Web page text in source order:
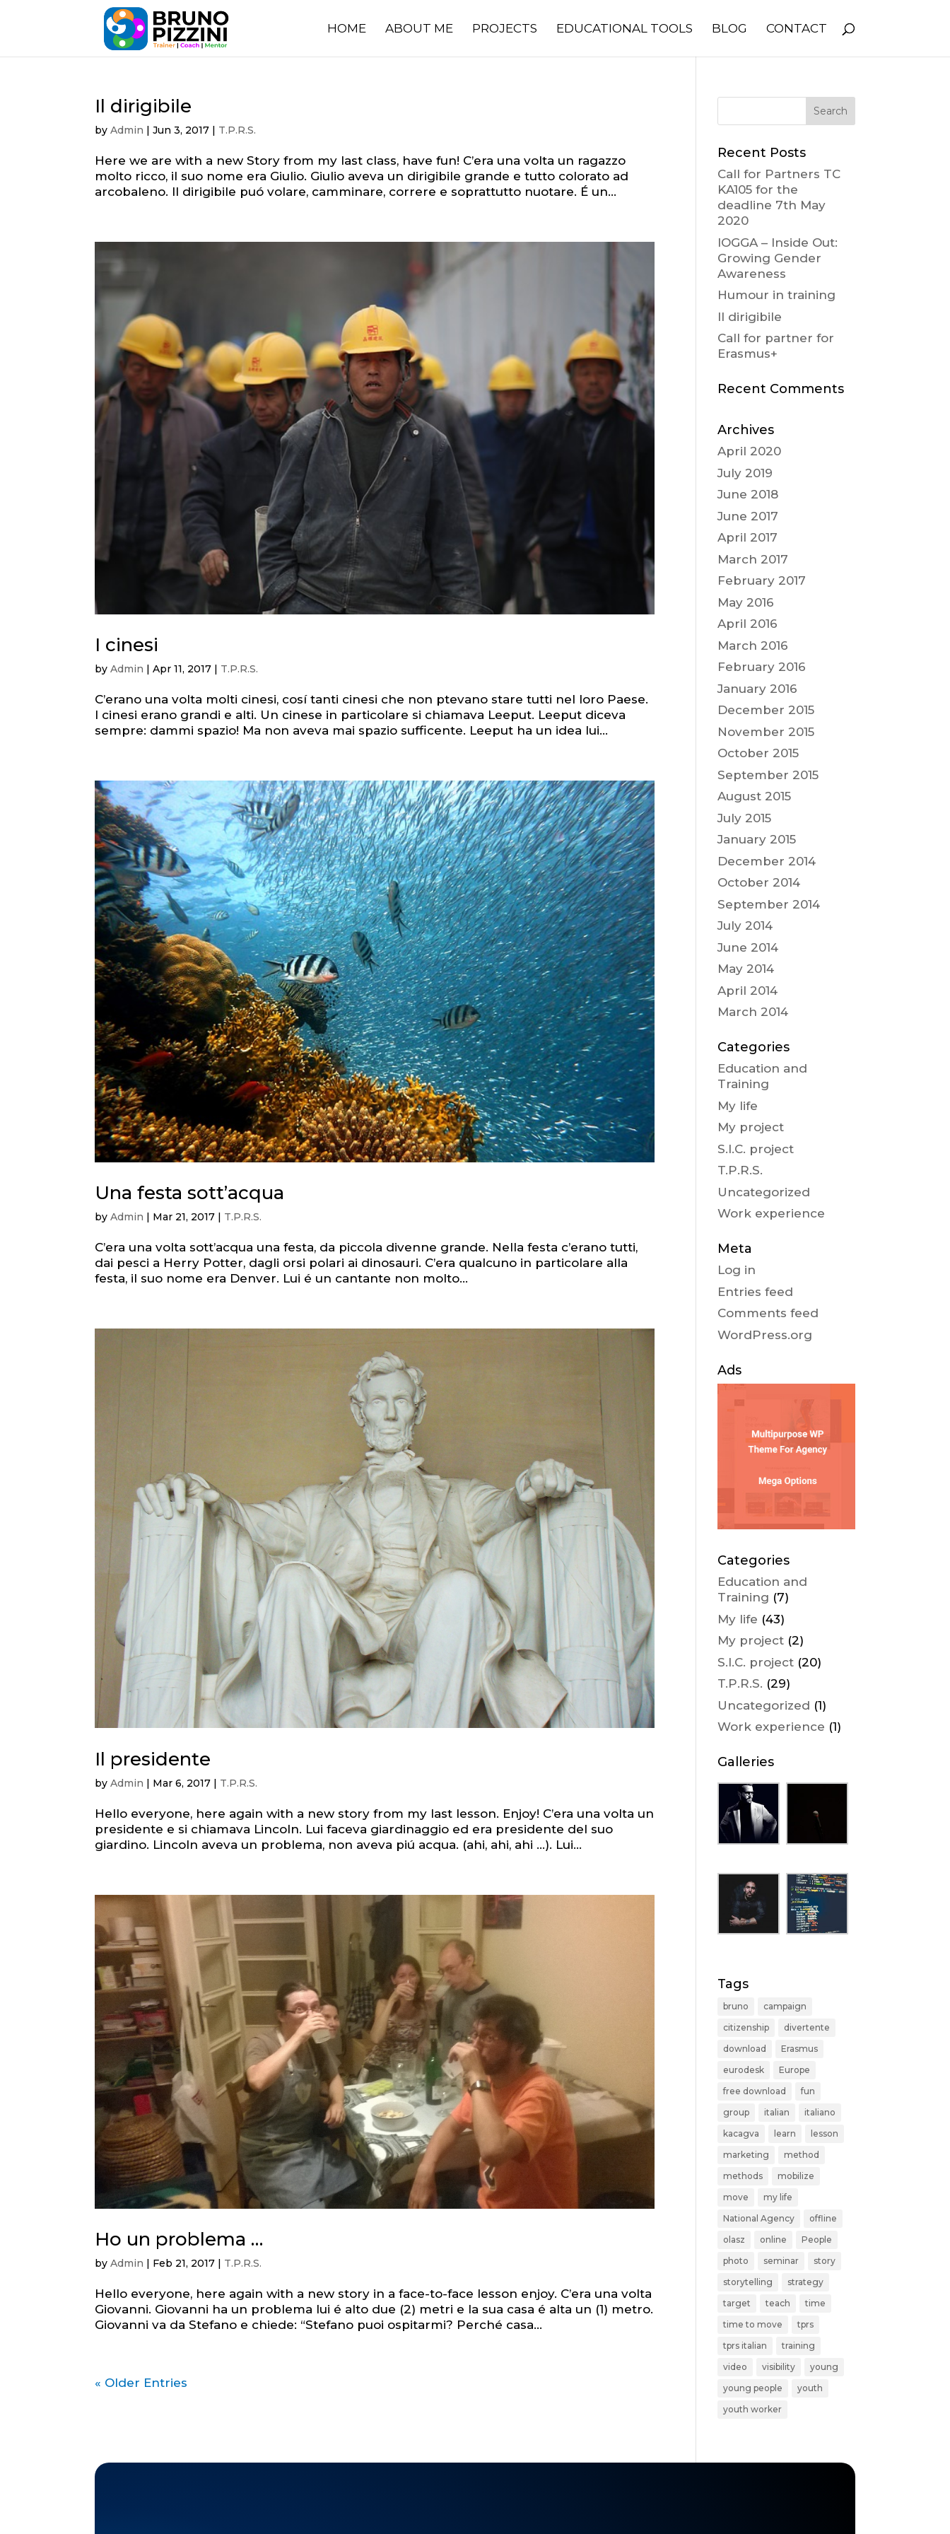
HOME ABOUT ME PROJECTS EDUCATIONAL TOOLS BLOG CONTACT
Il dirigibile
byAdmin |Jun 3, 2017 | T.P.R.S.
Here we are with a new Story from my last class, have fun! C’era una volta un ragazzo
molto ricco, il suo nome era Giulio. Giulio aveva un dirigibile grande e tutto colorato ad
arcobaleno. Il dirigibile puó volare, camminare, correre e soprattutto nuotare. É un...
I cinesi
byAdmin |Apr 11, 2017 | T.P.R.S.
C’erano una volta molti cinesi, cosí tanti cinesi che non ptevano stare tutti nel loro Paese.
I cinesi erano grandi e alti. Un cinese in particolare si chiamava Leeput. Leeput diceva
sempre: dammi spazio! Ma non aveva mai spazio sufficente. Leeput ha un idea lui...
Una festa sott’acqua
byAdmin Mar 21, 2017 T.P.R.S.
C’era una volta sott’acqua una festa, da piccola divenne grande. Nella festa c’erano tutti,
dai pesci a Herry Potter, dagli orsi polari ai dinosauri. C’era qualcuno in particolare alla
festa, il suo nome era Denver. Lui é un cantante non molto...
Il presidente
byAdmin | Mar 6, 2017 | T.P.R.S.
Hello everyone, here again with a new story from my last lesson. Enjoy! C’era una volta un
presidente e si chiamava Lincoln. Lui faceva giardinaggio ed era presidente del suo
giardino. Lincoln aveva un problema, non aveva piú acqua. (ahi, ahi, ahi …). Lui...
Ho un problema …
byAdmin | Feb 21, 2017 | T.P.R.S.
Hello everyone, here again with a new story in a face-to-face lesson enjoy. C’era una volta
Giovanni. Giovanni ha un problema lui é alto due (2) metri e la sua casa é alta un (1) metro.
Giovanni va da Stefano e chiede: “Stefano puoi ospitarmi? Perché casa...
« Older Entries
Recent Posts
Call for Partners TC
KA105 for the
deadline 7th May
2020
IOGGA – Inside Out:
Growing Gender
Awareness
Humour in training
Il dirigibile
Call for partner for
Erasmus+
Recent Comments
Archives
April 2020
July 2019
June 2018
June 2017
April 2017
March 2017
February 2017
May 2016
April 2016
March 2016
February 2016
January 2016
December 2015
November 2015
October 2015
September 2015
August 2015
July 2015
January 2015
December 2014
October 2014
September 2014
July 2014
June 2014
May 2014
April 2014
March 2014
Categories
Education and
Training
My life
My project
S.I.C. project
T.P.R.S.
Uncategorized
Work experience
Meta
Log in
Entries feed
Comments feed
WordPress.org
Ads
Categories
Education and
Training (7)
My life (43)
My project (2)
S.I.C. project (20)
T.P.R.S. (29)
Uncategorized (1)
Work experience (1)
Galleries
Tags
bruno
campaign
citizenship
divertente
download
Erasmus
eurodesk
Europe
free download
fun
group
italian
italiano
kacagva
learn
lesson
marketing
method
methods
mobilize
move
my life
National Agency
offline
olasz
online
People
photo
seminar
story
storytelling
strategy
target
teach
time
time to move
tprs
tprs italian
training
video
visibility
young
young people
youth
youth worker